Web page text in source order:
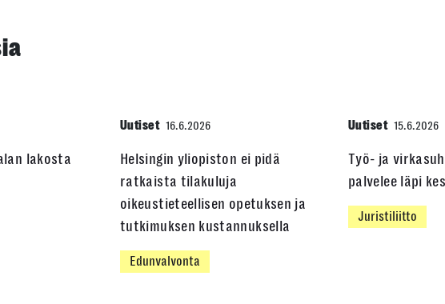
lakosta
Uutiset 16.6.2026
Helsingin yliopiston ei pidä
ratkaista tilakuluja
oikeustieteellisen opetuksen ja
tutkimuksen kustannuksella
Edunvalvonta
Uutiset 15.6.2026
Työ- ja
palvelee läpi
Juristiliitto